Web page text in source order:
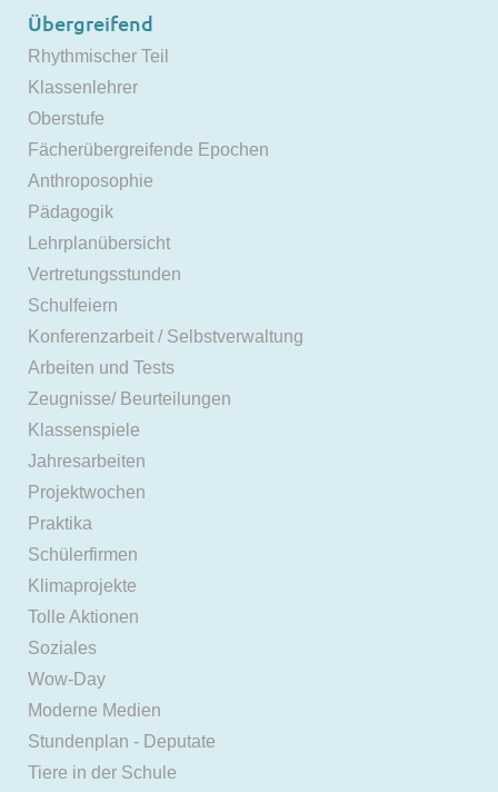
Übergreifend
Rhythmischer Teil
Klassenlehrer
Oberstufe
Fächerübergreifende Epochen
Anthroposophie
Pädagogik
Lehrplanübersicht
Vertretungsstunden
Schulfeiern
Konferenzarbeit / Selbstverwaltung
Arbeiten und Tests
Zeugnisse/ Beurteilungen
Klassenspiele
Jahresarbeiten
Projektwochen
Praktika
Schülerfirmen
Klimaprojekte
Tolle Aktionen
Soziales
Wow-Day
Moderne Medien
Stundenplan - Deputate
Tiere in der Schule